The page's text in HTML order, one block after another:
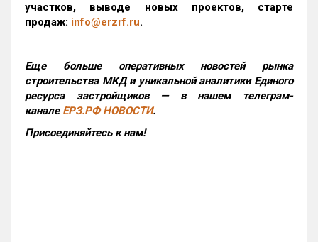
участков, выводе новых проектов, старте
продаж: info@erzrf.ru.
Еще больше оперативных новостей рынка
строительства МКД и уникальной аналитики Единого
ресурса застройщиков — в нашем телеграм-
канале ЕРЗ.РФ НОВОСТИ.
Присоединяйтесь к нам!